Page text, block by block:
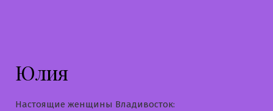
Юлия
Настоящие женщины Владивосток: